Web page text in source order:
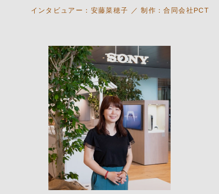
インタビュアー：安藤菜穂子 ／ 制作：合同会社PCT